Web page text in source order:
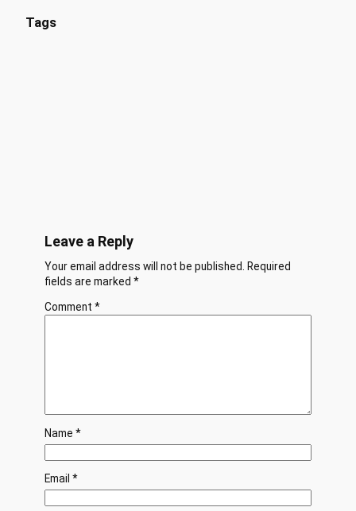
Tags
Leave a Reply
Your email address will not be published.
Required
fields are marked *
Comment *
Name *
Email *